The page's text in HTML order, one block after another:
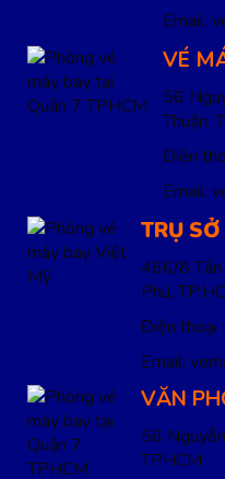
Email:
VÉ
56
Thuận,
Điện
Email:
TRỤ
466/8 Tân
Phú,
Điện thoại :
Email:
VĂN
56
TPHCM